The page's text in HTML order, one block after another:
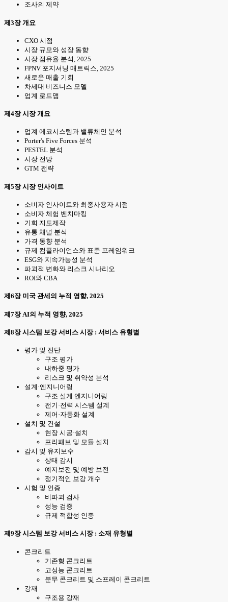
조사의 제약
제3장 개요
CXO 시점
시장 규모와 성장 동향
시장 점유율 분석, 2025
FPNV 포지셔닝 매트릭스, 2025
새로운 매출 기회
차세대 비즈니스 모델
업계 로드맵
제4장 시장 개요
업계 에코시스템과 밸류체인 분석
Porter's Five Forces 분석
PESTEL 분석
시장 전망
GTM 전략
제5장 시장 인사이트
소비자 인사이트와 최종사용자 시점
소비자 체험 벤치마킹
기회 지도제작
유통 채널 분석
가격 동향 분석
규제 컴플라이언스와 표준 프레임워크
ESG와 지속가능성 분석
파괴적 변화와 리스크 시나리오
ROI와 CBA
제6장 미국 관세의 누적 영향, 2025
제7장 AI의 누적 영향, 2025
제8장 시스템 보강 서비스 시장 : 서비스 유형별
평가 및 진단
구조 평가
내하중 평가
리스크 및 취약성 분석
설계·엔지니어링
구조 설계 엔지니어링
전기·전력 시스템 설계
제어·자동화 설계
설치 및 건설
현장 시공·설치
프리패브 및 모듈 설치
감시 및 유지보수
상태 감시
예지보전 및 예방 보전
정기적인 보강 개수
시험 및 인증
비파괴 검사
성능 검증
규제 적합성 인증
제9장 시스템 보강 서비스 시장 : 소재 유형별
콘크리트
기존형 콘크리트
고성능 콘크리트
분무 콘크리트 및 스프레이 콘크리트
강재
구조용 강재